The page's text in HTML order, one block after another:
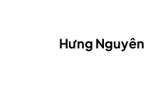
Hưng Nguyên